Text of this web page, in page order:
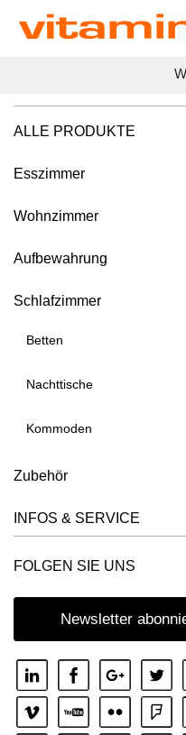
ALLE PRODUKTE
Esszimmer
Wohnzimmer
Aufbewahrung
Schlafzimmer
Betten
Nachttische
Kommoden
Zubehör
INFOS & SERVICE
FOLGEN SIE UNS
Newsletter